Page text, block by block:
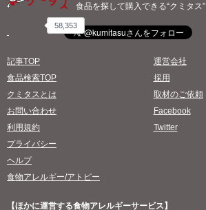
食品を探して購入できる“クミタス”
58,353
記事TOP
食品検索TOP
クミタスとは
お問い合わせ
利用規約
プライバシー
ヘルプ
食物アレルギー/アトピー
運営会社
採用
取材のご依頼
Facebook
Twitter
【ほかに運営する食物アレルギーサービス】